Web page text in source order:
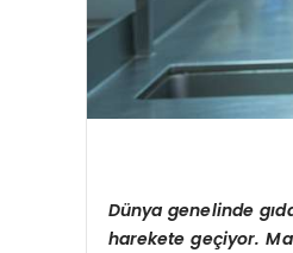
Dünya genelinde
harekete geçiyor.